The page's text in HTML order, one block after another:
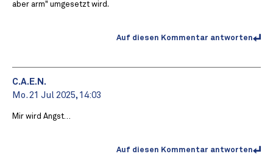
aber arm" umgesetzt wird.
Auf diesen Kommentar antworten
C.A.E.N.
Mo. 21 Jul 2025, 14:03
Mir wird Angst…
Auf diesen Kommentar antworten